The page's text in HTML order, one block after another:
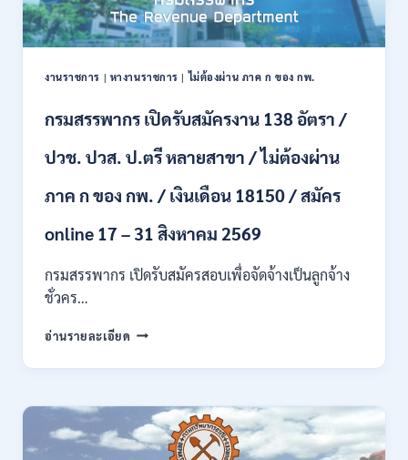
พนักงาน
ราชการ
66
/
และ
/
ต้อง
ภาค
ก
กพ.
10
17
2569
งานราชการ | หางานราชการ |ไม่ต้องผ่าน ภาค ก ของ กพ.
กรมสรรพากร เปิดรับสมัครงาน 138 อัตรา /
ปวช. ปวส. ป.ตรี หลายสาขา / ไม่ต้องผ่าน
ภาค ก ของ กพ. / เงินเดือน 18150 / สมัคร
online 17 – 31 สิงหาคม 2569
กรมสรรพากร เปิดรับสมัครสอบเพื่อจัดจ้างเป็นลูกจ้าง
ชั่วคร…
อ่านรายละเอียด กรม
เปิด
สมัคร
งาน
138